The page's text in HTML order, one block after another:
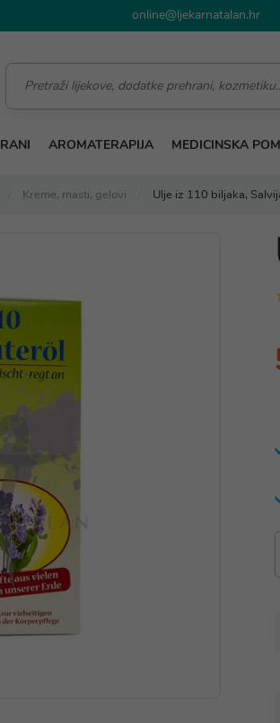
online@ljekarnatalan.hr
AROMATERAPIJA MEDICINSKA
Kreme, masti, gelovi Ulje iz 110 biljaka,